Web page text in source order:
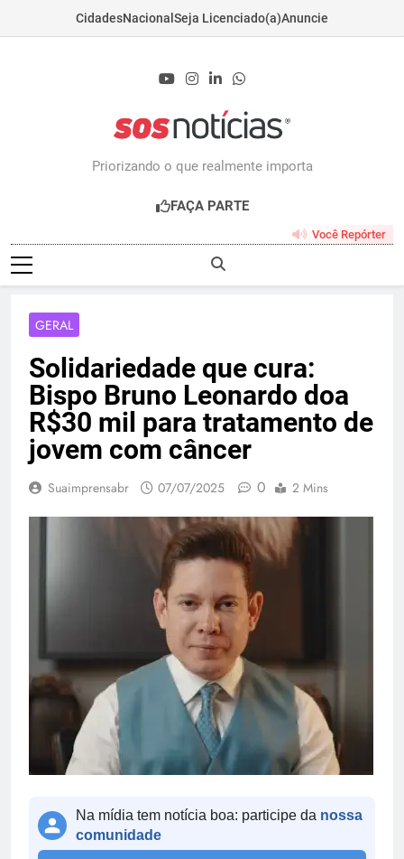
CidadesNacional Seja Licenciado(a)Anuncie
Priorizando o que realmente importa
FAÇA PARTE
Você Repórter
GERAL
Solidariedade que cura:
Bispo Bruno Leonardo doa
R$30 mil para tratamento de
jovem com câncer
Suaimprensabr 07/07/2025 0 2 Mins
Na mídia tem notícia boa: participe da nossa
comunidade